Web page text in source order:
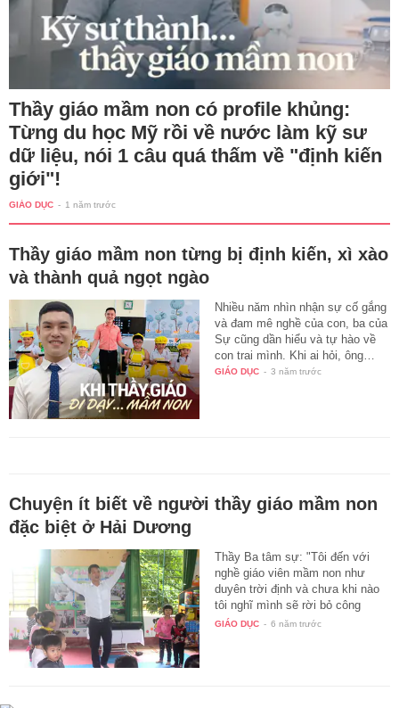
Thầy giáo mầm non có profile khủng:
Từng du học Mỹ rồi về nước làm kỹ sư
dữ liệu, nói 1 câu quá thấm về "định kiến
giới"!
GIÁO DỤC - 1 năm trước
Thầy giáo mầm non từng bị định kiến, xì xào
và thành quả ngọt ngào
Nhiều năm nhìn nhận sự cố gắng
và đam mê nghề của con, ba của
Sự cũng dần hiểu và tự hào về
con trai mình. Khi ai hỏi, ông…
GIÁO DỤC - 3 năm trước
Chuyện ít biết về người thầy giáo mầm non
đặc biệt ở Hải Dương
Thầy Ba tâm sự: "Tôi đến với
nghề giáo viên mầm non như
duyên trời định và chưa khi nào
tôi nghĩ mình sẽ rời bỏ công
việc…
GIÁO DỤC - 6 năm trước